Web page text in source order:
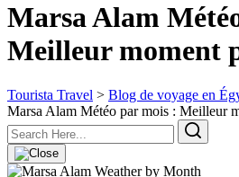
Marsa Alam
Meilleur moment
Tourista Travel > Blog de voyage en
Marsa Alam Météo par mois : Meilleur